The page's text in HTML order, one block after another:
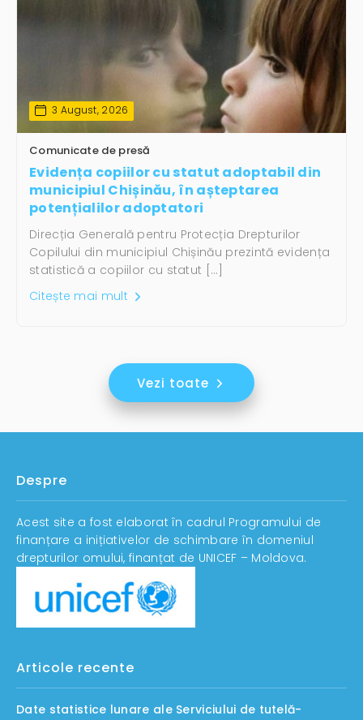
3 August, 2026
Comunicate de presă
Evidența copiilor cu statut adoptabil din
municipiul Chișinău, în așteptarea
potențialilor adoptatori
Direcția Generală pentru Protecția Drepturilor
Copilului din municipiul Chișinău prezintă evidența
statistică a copiilor cu statut […]
Citește mai mult
Vezi toate
Despre
Acest site a fost elaborat în cadrul Programului de
finanțare a inițiativelor de schimbare în domeniul
drepturilor omului, finanțat de UNICEF – Moldova.
Articole recente
Date statistice lunare ale Serviciului de tutelă-